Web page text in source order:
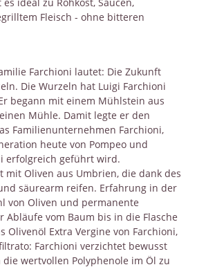
Fleisch - ohne bitteren
Farchioni lautet: Die Zukunft
Die Wurzeln hat Luigi Farchioni
begann mit einem Mühlstein aus
Mühle. Damit legte er den
Familienunternehmen Farchioni,
heute von Pompeo und
erfolgreich geführt wird.
mit Oliven aus Umbrien, die dank des
säurearm reifen. Erfahrung in der
von Oliven und permanente
Abläufe vom Baum bis in die Flasche
Olivenöl Extra Vergine von Farchioni,
Farchioni verzichtet bewusst
wertvollen Polyphenole im Öl zu